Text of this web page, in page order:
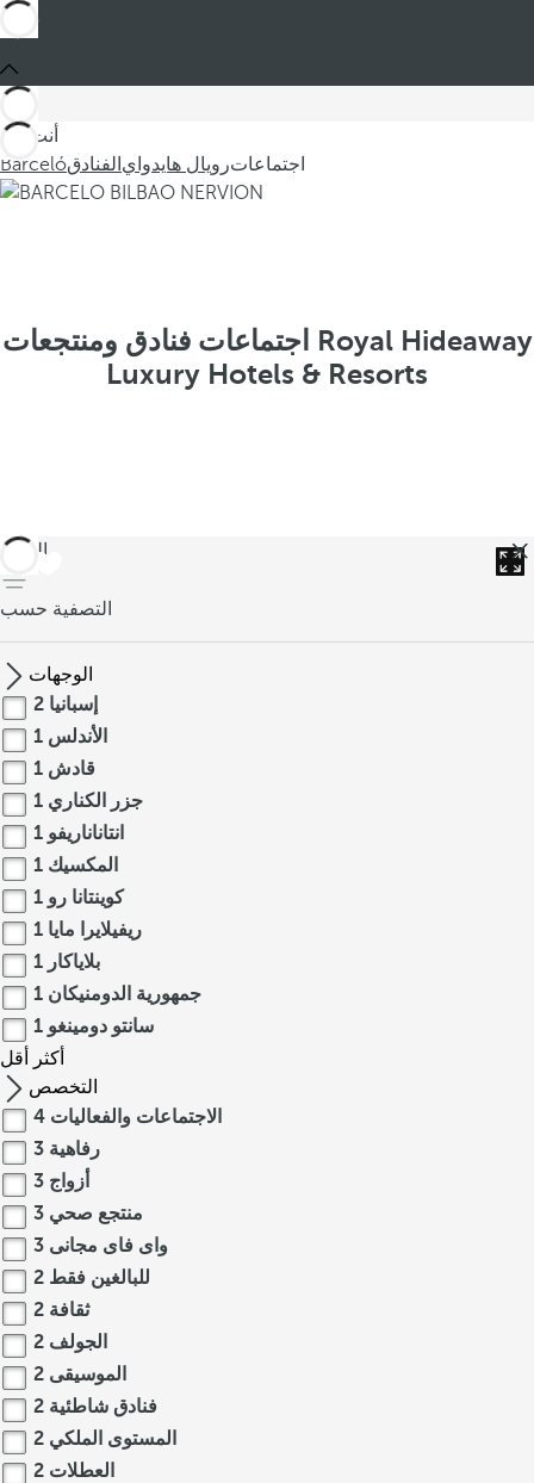
أنت في
Barcelóالفنادق رويال هايدواياجتماعات
اجتماعات فنادق ومنتجعات Royal Hideaway
Luxury Hotels & Resorts
العودة
التصفية حسب
الوجهات
إسبانيا 2
الأندلس 1
قادش 1
جزر الكناري 1
انتاناناريفو 1
المكسيك 1
كوينتانا رو 1
ريفيلايرا مايا 1
بلاياكار 1
جمهورية الدومنيكان 1
سانتو دومينغو 1
أكثر
أقل
التخصص
الاجتماعات والفعاليات 4
رفاهية 3
أزواج 3
منتجع صحي 3
واى فاى مجانى 3
للبالغين فقط 2
ثقافة 2
الجولف 2
الموسيقى 2
فنادق شاطئية 2
المستوى الملكي 2
العطلات 2